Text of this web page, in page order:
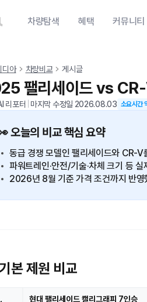
차량탐색 혜택 커뮤니티
디아 차량비교 게시글
팰리세이드 vs CR-
리포터 마지막 수정일 2026.08.03 소요시간
오늘의 비교 핵심 요약
동급 경쟁 모델인 팰리세이드와 CR-V
파워트레인·안전/기술·차체 크기 등
2026년 8월 기준 가격 조건까지 반영
본 제원 비교
현대 팰리세이드 캘리그래피 7인승